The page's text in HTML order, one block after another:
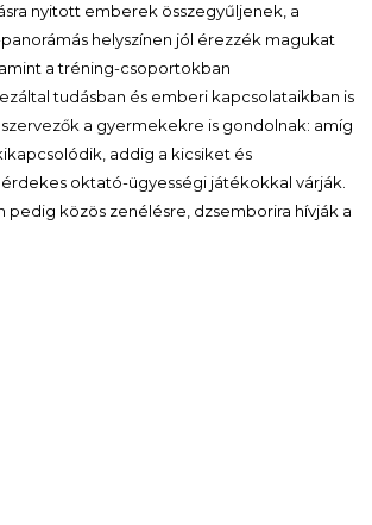
nyitott emberek összegyűljenek, a
helyszínen jól érezzék magukat
a tréning-csoportokban
tudásban és emberi kapcsolataikban is
a gyermekekre is gondolnak: amíg
addig a kicsiket és
oktató-ügyességi játékokkal várják.
pedig közös zenélésre, dzsemborira hívják a